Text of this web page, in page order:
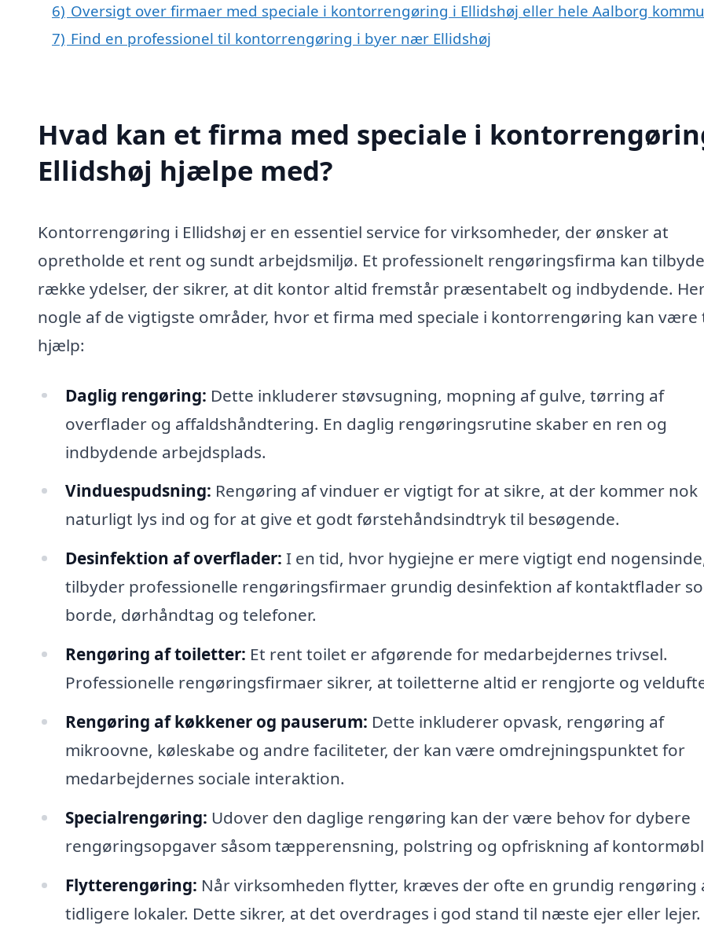
6) Oversigt over firmaer med speciale i kontorrengøring i Ellidshøj eller hele Aalborg
7) Find en professionel til kontorrengøring i byer nær Ellidshøj
Hvad kan et firma med speciale i
Ellidshøj hjælpe med?
Kontorrengøring i Ellidshøj er en essentiel service for virksomheder, der ønsker at
opretholde et rent og sundt arbejdsmiljø. Et professionelt rengøringsfirma kan
række ydelser, der sikrer, at dit kontor altid fremstår præsentabelt og indbydende.
nogle af de vigtigste områder, hvor et firma med speciale i kontorrengøring kan være
hjælp:
Daglig rengøring: Dette inkluderer støvsugning, mopning af gulve, tørring af
overflader og affaldshåndtering. En daglig rengøringsrutine skaber en ren og
indbydende arbejdsplads.
Vinduespudsning: Rengøring af vinduer er vigtigt for at sikre, at der kommer nok
naturligt lys ind og for at give et godt førstehåndsindtryk til besøgende.
Desinfektion af overflader: I en tid, hvor hygiejne er mere vigtigt end
tilbyder professionelle rengøringsfirmaer grundig desinfektion af kontaktflader
borde, dørhåndtag og telefoner.
Rengøring af toiletter: Et rent toilet er afgørende for medarbejdernes trivsel.
Professionelle rengøringsfirmaer sikrer, at toiletterne altid er rengjorte og
Rengøring af køkkener og pauserum: Dette inkluderer opvask, rengøring af
mikroovne, køleskabe og andre faciliteter, der kan være omdrejningspunktet for
medarbejdernes sociale interaktion.
Specialrengøring: Udover den daglige rengøring kan der være behov for dybere
rengøringsopgaver såsom tæpperensning, polstring og opfriskning af
Flytterengøring: Når virksomheden flytter, kræves der ofte en grundig rengøring
tidligere lokaler. Dette sikrer, at det overdrages i god stand til næste ejer eller lejer.